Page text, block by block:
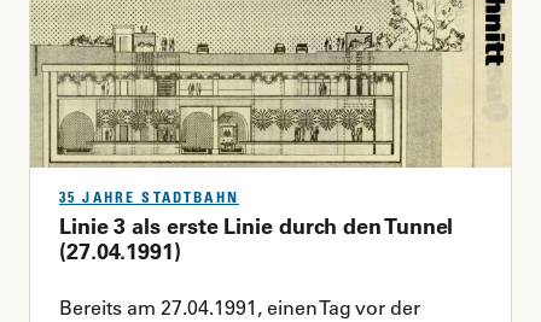
35 JAHRE STADTBAHN
Linie 3 als erste Linie durch den Tunnel
(27.04.1991)
Bereits am 27.04.1991, einen Tag vor der